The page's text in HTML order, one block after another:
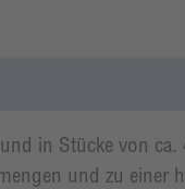
in Stücke von
und zu einer